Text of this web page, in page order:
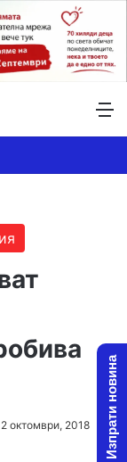
октомври, 2018 Изпрати новина